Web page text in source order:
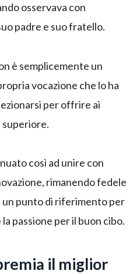
osservava con
padre e suo fratello.
è semplicemente un
vocazione che lo ha
per offrire ai
così ad unire con
rimanendo fedele
un punto di riferimento per
passione per il buon cibo.
il miglior